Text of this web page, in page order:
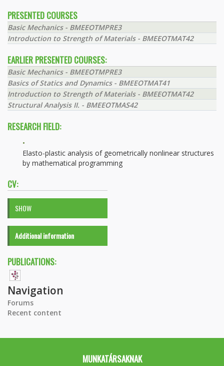
PRESENTED COURSES
Basic Mechanics - BMEEOTMPRE3
Introduction to Strength of Materials - BMEEOTMAT42
EARLIER PRESENTED COURSES:
Basic Mechanics - BMEEOTMPRE3
Basics of Statics and Dynamics - BMEEOTMAT41
Introduction to Strength of Materials - BMEEOTMAT42
Structural Analysis II. - BMEEOTMAS42
RESEARCH FIELD:
Elasto-plastic analysis of geometrically nonlinear structures
by mathematical programming
CV:
SHOW
Additional information
PUBLICATIONS:
Navigation
Forums
Recent content
MUNKATÁRSAKNAK